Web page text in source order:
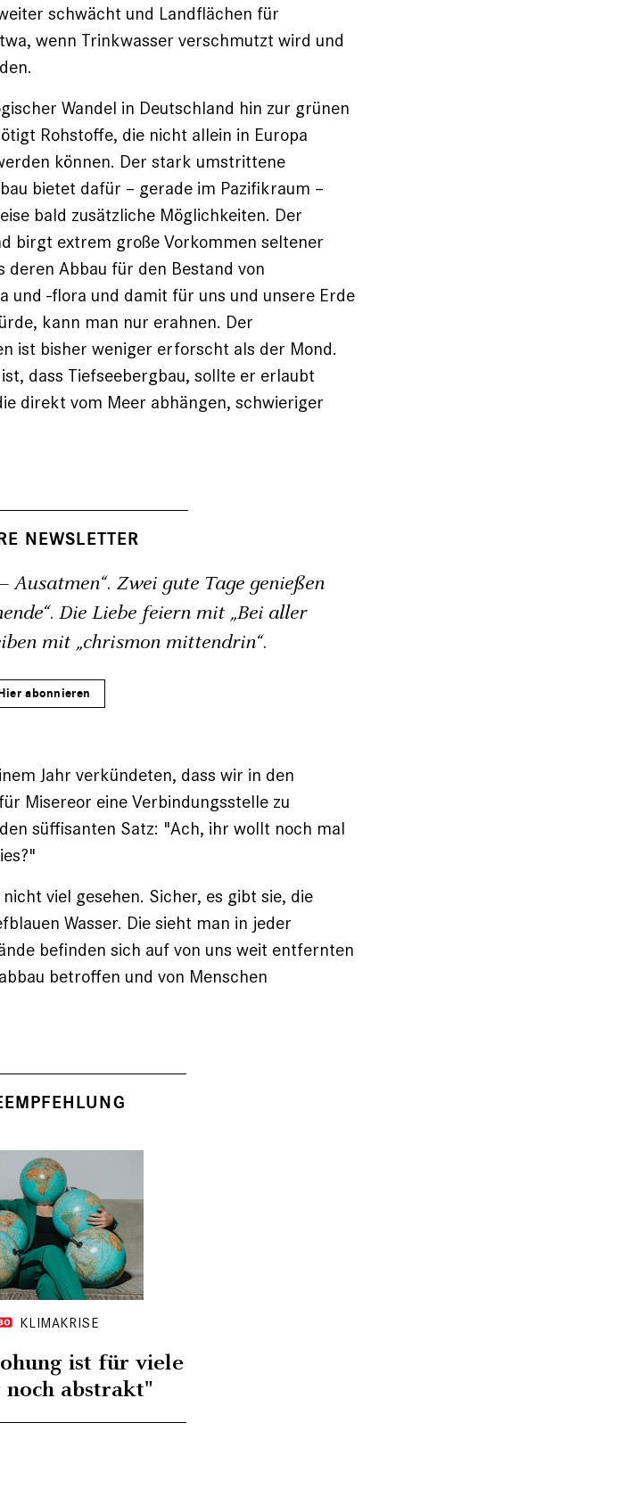
schwächt und Landflächen für
wenn Trinkwasser verschmutzt wird und
Wandel in Deutschland hin zur grünen
Rohstoffe, die nicht allein in Europa
können. Der stark umstrittene
bietet dafür – gerade im Pazifikraum –
bald zusätzliche Möglichkeiten. Der
birgt extrem große Vorkommen seltener
deren Abbau für den Bestand von
und -flora und damit für uns und unsere Erde
kann man nur erahnen. Der
ist bisher weniger erforscht als der Mond.
dass Tiefseebergbau, sollte er erlaubt
direkt vom Meer abhängen, schwieriger
NEWSLETTER
Zwei gute Tage genießen
Die Liebe feiern mit „Bei aller
mit „chrismon mittendrin“.
abonnieren
Jahr verkündeten, dass wir in den
Misereor eine Verbindungsstelle zu
süffisanten Satz: "Ach, ihr wollt noch mal
viel gesehen. Sicher, es gibt sie, die
Wasser. Die sieht man in jeder
befinden sich auf von uns weit entfernten
betroffen und von Menschen
KLIMAKRISE
ist für viele
abstrakt"